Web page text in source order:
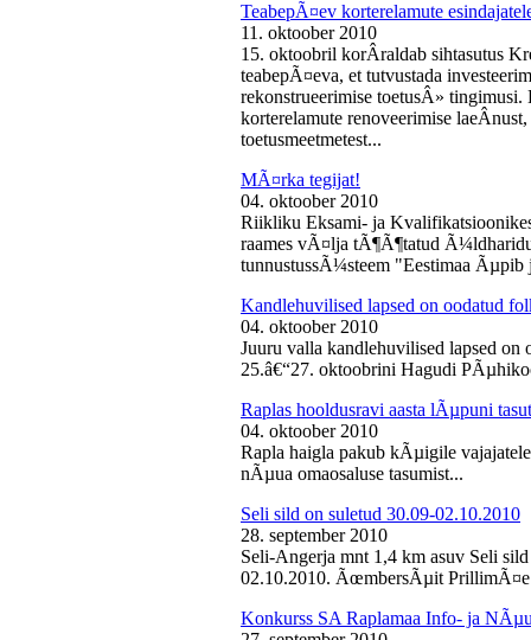
TeabepÃ¤ev korterelamute
11. oktoober 2010
15. oktoobril korÂ­raldab sihtasutus
teabepÃ¤eva, et tutvustada
rekonstrueerimise toetusÂ»
korterelamute renoveerimise
toetusmeetmetest...
MÃ¤rka tegijat!
04. oktoober 2010
Riikliku Eksami- ja
raames vÃ¤lja tÃ¶Ã¶tatud
tunnustussÃ¼steem "Eestimaa
Kandlehuvilised lapsed on oodatud
04. oktoober 2010
Juuru valla kandlehuvilised lapsed
25.â€“27. oktoobrini Hagudi
Raplas hooldusravi aasta lÃµpuni
04. oktoober 2010
Rapla haigla pakub kÃµigile
nÃµua omaosaluse tasumist...
Seli sild on suletud 30.09-02.10.2010
28. september 2010
Seli-Angerja mnt 1,4 km asuv Seli
02.10.2010. ÃœmbersÃµit
Konkurss SA Raplamaa Info- ja